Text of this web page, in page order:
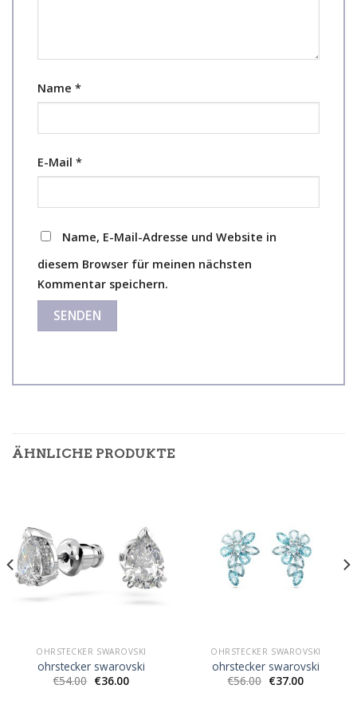
Name *
E-Mail *
Name, E-Mail-Adresse und Website in
diesem Browser für meinen nächsten
Kommentar speichern.
ÄHNLICHE PRODUKTE
OHRSTECKER SWAROVSKI
ohrstecker swarovski
€54.00 €36.00
OHRSTECKER SWAROVSKI
ohrstecker swarovski
€56.00 €37.00